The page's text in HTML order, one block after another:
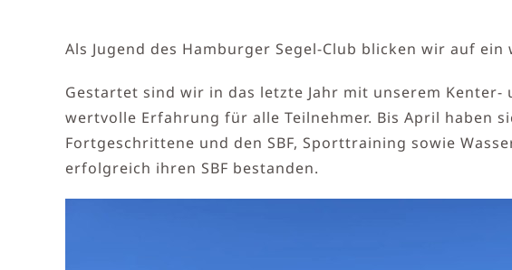
Als Jugend des Hamburger Segel-Club blicken wir auf
Gestartet sind wir in das letzte Jahr mit unserem
wertvolle Erfahrung für alle Teilnehmer. Bis April haben
Fortgeschrittene und den SBF, Sporttraining sowie
erfolgreich ihren SBF bestanden.